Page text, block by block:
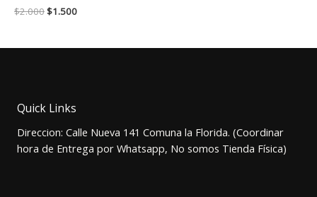
$2.000El
era:
$1.500El
es:
Quick Links
Direccion: Calle Nueva 141 Comuna la Florida. (Coordinar
hora de Entrega por Whatsapp, No somos Tienda Física)